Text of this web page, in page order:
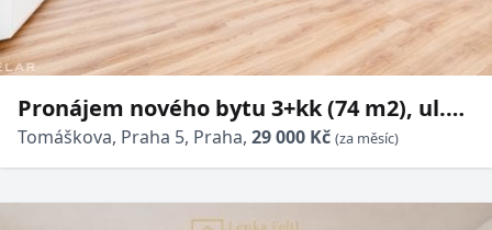
Pronájem nového bytu 3+kk (74 m2), ul.
Tomáškova, Praha 5 - Anděl
Tomáškova, Praha 5, Praha, 29 000 Kč (za měsíc)